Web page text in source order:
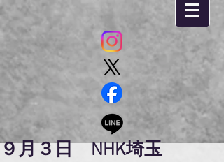
９月３日 NHK埼玉